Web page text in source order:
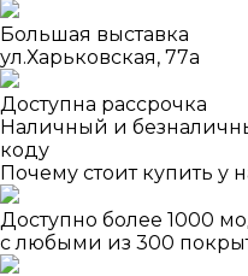
Большая выставка
ул.Харьковская, 77а
Доступна рассрочка
Наличный и
коду
Почему стоит купить у
Доступно более 1000
с любыми из 300